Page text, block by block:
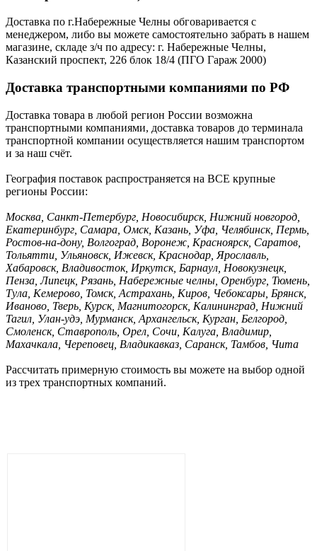
Доставка по г.Набережные Челны обговаривается с
менеджером, либо вы можете самостоятельно забрать в нашем
магазине, складе з/ч по адресу: г. Набережные Челны,
Казанский проспект, 226 блок 18/4 (ПГО Гараж 2000)
Доставка транспортными компаниями по РФ
Доставка товара в любой регион России возможна
транспортными компаниями, доставка товаров до терминала
транспортной компании осуществляется нашим транспортом
и за наш счёт.
География поставок распространяется на ВСЕ крупные
регионы России:
Москва, Санкт-Петербург, Новосибирск, Нижний новгород,
Екатеринбург, Самара, Омск, Казань, Уфа, Челябинск, Пермь,
Ростов-на-дону, Волгоград, Воронеж, Красноярск, Саратов,
Тольятти, Ульяновск, Ижевск, Краснодар, Ярославль,
Хабаровск, Владивосток, Иркутск, Барнаул, Новокузнецк,
Пенза, Липецк, Рязань, Набережные челны, Оренбург, Тюмень,
Тула, Кемерово, Томск, Астрахань, Киров, Чебоксары, Брянск,
Иваново, Тверь, Курск, Магнитогорск, Калининград, Нижний
Тагил, Улан-удэ, Мурманск, Архангельск, Курган, Белгород,
Смоленск, Ставрополь, Орел, Сочи, Калуга, Владимир,
Махачкала, Череповец, Владикавказ, Саранск, Тамбов, Чита
Рассчитать примерную стоимость вы можете на выбор одной
из трех транспортных компаний.